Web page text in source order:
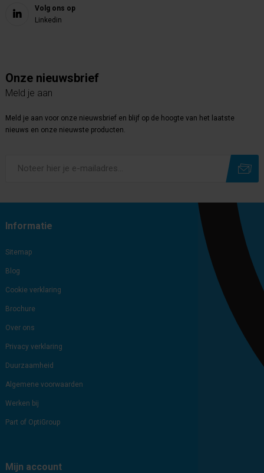
Volg ons op
Linkedin
Onze nieuwsbrief
Meld je aan
Meld je aan voor onze nieuwsbrief en blijf op de hoogte van het laatste
nieuws en onze nieuwste producten.
Informatie
Sitemap
Blog
Cookie verklaring
Brochure
Over ons
Privacy verklaring
Duurzaamheid
Algemene voorwaarden
Werken bij
Part of OptiGroup
Mijn account